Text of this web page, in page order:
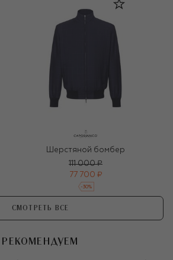
Шерстяной бомбер
111 000 ₽
77 700 ₽
-30%
СМОТРЕТЬ ВСЕ
РЕКОМЕНДУЕМ